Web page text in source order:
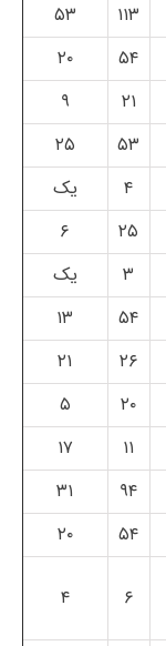
۱۱۳
۵۳
۵۴
۲۰
۲۱
۹
۵۳
۲۵
۴
یک
۲۵
۶
۳
یک
۵۴
۱۳
۲۶
۲۱
۲۰
۵
۱۱
۱۷
۹۴
۳۱
۵۴ ۲۰
۶ ۴